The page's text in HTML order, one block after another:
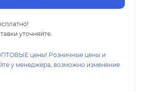
уточняйте.
цены! Розничные цены и
у менеджера, возможно изменение